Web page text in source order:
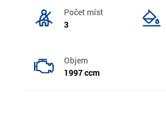
Počet míst
3
Objem
1997 ccm